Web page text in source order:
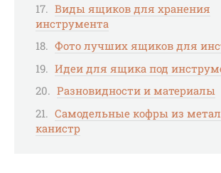
Виды ящиков для хранения
инструмента
Фото лучших ящиков для
Идеи для ящика под
Разновидности и материалы
Самодельные кофры из
канистр